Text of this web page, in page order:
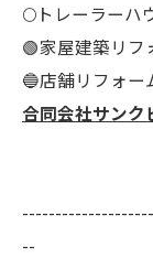
🌕️トレーラーハ
🟢家屋建築リフ
🔵店舗リフォー
合同会社サンク
--